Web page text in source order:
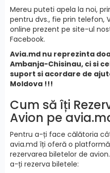
Mereu puteti apela la noi,
pentru dvs., fie prin telefon,
online prezent pe site-ul
Facebook.
Avia.md nu reprezinta
Ambanja-Chisinau, ci si
suport si acordare de
Moldova !!!
Cum să îți
Avion pe
Pentru a-ți face călătoria
avia.md îți oferă o
rezervarea biletelor de
a-ți rezerva biletele: